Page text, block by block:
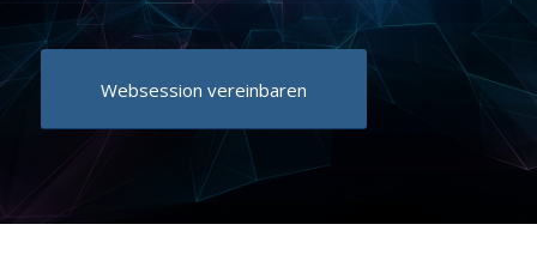
Websession vereinbaren